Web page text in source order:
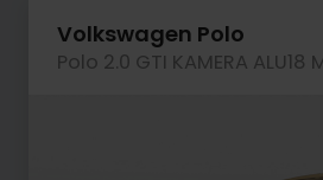
Volkswagen Polo